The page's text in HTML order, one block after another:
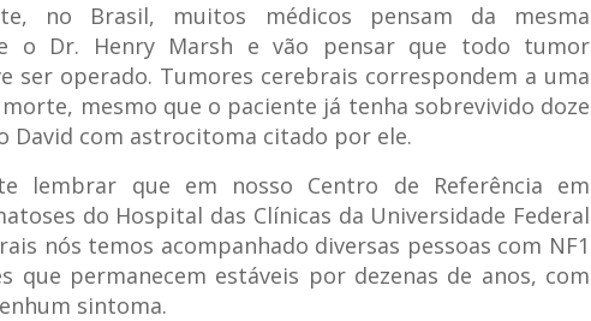
no Brasil, muitos médicos pensam da mesma
o Dr. Henry Marsh e vão pensar que todo tumor
ser operado. Tumores cerebrais correspondem a uma
mesmo que o paciente já tenha sobrevivido doze
David com astrocitoma citado por ele.
lembrar que em nosso Centro de Referência em
do Hospital das Clínicas da Universidade Federal
nós temos acompanhado diversas pessoas com NF1
que permanecem estáveis por dezenas de anos, com
sintoma.